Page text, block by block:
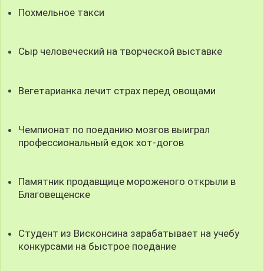
Похмельное такси
Сыр человеческий на творческой выставке
Вегетарианка лечит страх перед овощами
Чемпионат по поеданию мозгов выиграл
профессиональный едок хот-догов
Памятник продавщице мороженого открыли в
Благовещенске
Студент из Висконсина зарабатывает на учебу
конкурсами на быстрое поедание